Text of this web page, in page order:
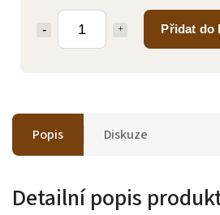
Přidat do
Popis Diskuze
Detailní popis